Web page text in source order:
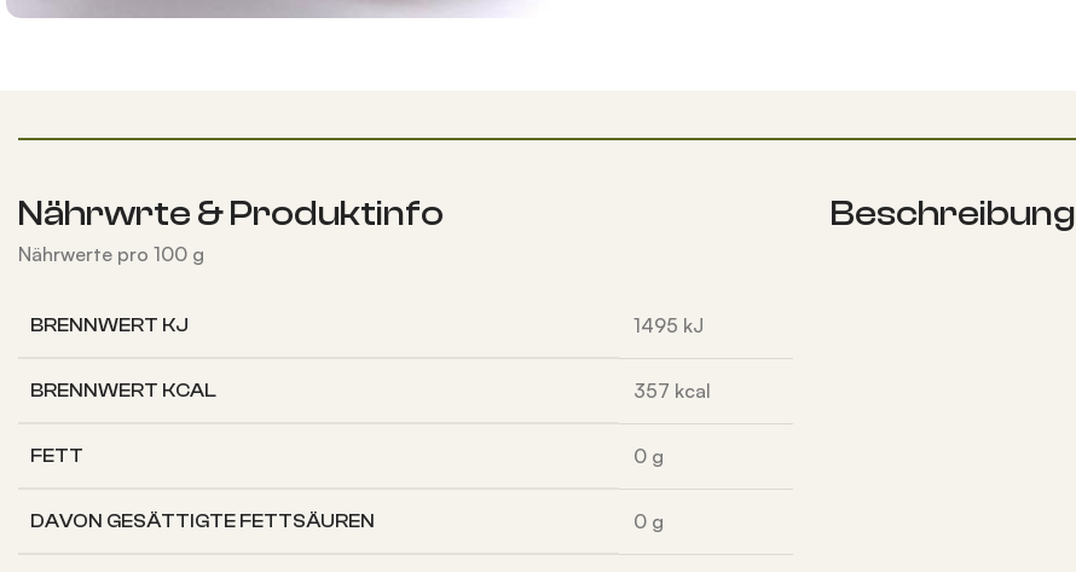
Nährwrte & Produktinfo
Nährwerte pro 100 g
BRENNWERT KJ 1495 kJ
BRENNWERT KCAL 357 kcal
FETT 0 g
DAVON GESÄTTIGTE FETTSÄUREN 0 g
Beschreibung